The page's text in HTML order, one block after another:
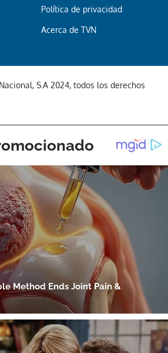
Política de privacidad
Acerca de TVN
S.A 2024, todos los derechos